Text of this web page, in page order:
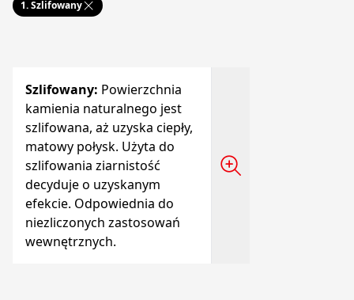
1.Szlifowany
Szlifowany: Powierzchnia
kamienia naturalnego jest
szlifowana, aż uzyska ciepły,
matowy połysk. Użyta do
szlifowania ziarnistość
decyduje o uzyskanym
efekcie. Odpowiednia do
niezliczonych zastosowań
wewnętrznych.